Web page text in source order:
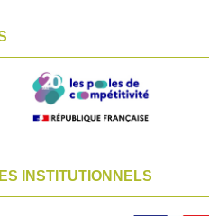
INSTITUTIONNELS